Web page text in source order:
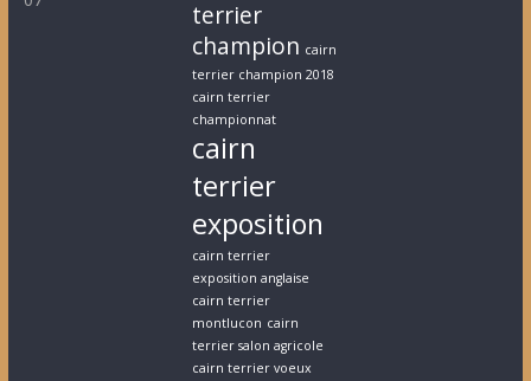
terrier
champion cairn
terrier champion 2018
cairn terrier
championnat
cairn
terrier
exposition
cairn terrier
exposition anglaise
cairn terrier
montlucon cairn
terrier salon agricole
cairn terrier voeux